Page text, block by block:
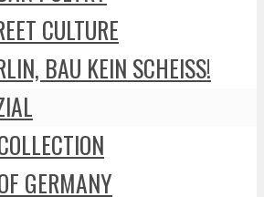
CULTURE
BAU KEIN SCHEISS!
GERMANY